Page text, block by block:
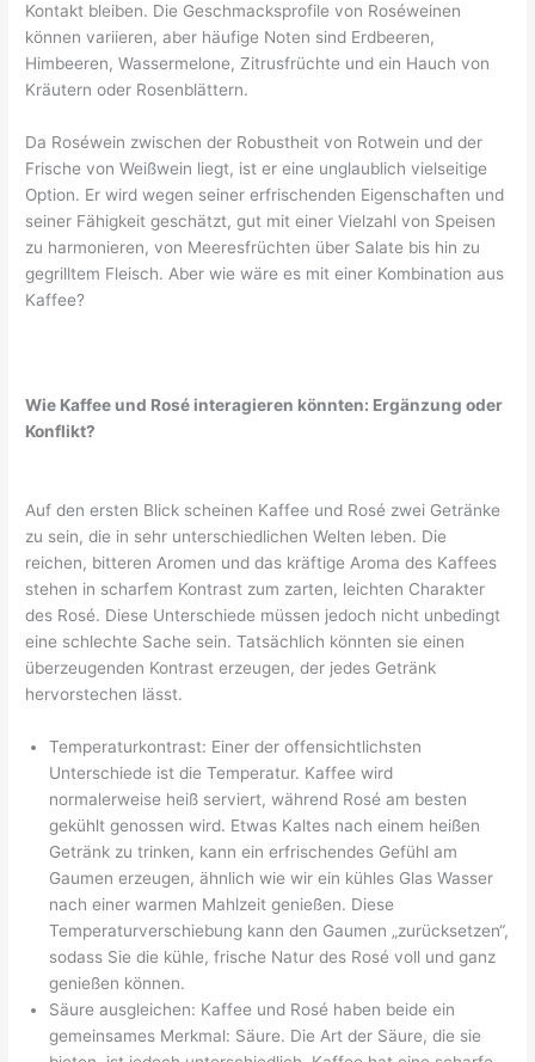
Kontakt bleiben. Die Geschmacksprofile von Roséweinen
können variieren, aber häufige Noten sind Erdbeeren,
Himbeeren, Wassermelone, Zitrusfrüchte und ein Hauch von
Kräutern oder Rosenblättern.
Da Roséwein zwischen der Robustheit von Rotwein und der
Frische von Weißwein liegt, ist er eine unglaublich vielseitige
Option. Er wird wegen seiner erfrischenden Eigenschaften und
seiner Fähigkeit geschätzt, gut mit einer Vielzahl von Speisen
zu harmonieren, von Meeresfrüchten über Salate bis hin zu
gegrilltem Fleisch. Aber wie wäre es mit einer Kombination aus
Kaffee?
Wie Kaffee und Rosé interagieren könnten: Ergänzung oder
Konflikt?
Auf den ersten Blick scheinen Kaffee und Rosé zwei Getränke
zu sein, die in sehr unterschiedlichen Welten leben. Die
reichen, bitteren Aromen und das kräftige Aroma des Kaffees
stehen in scharfem Kontrast zum zarten, leichten Charakter
des Rosé. Diese Unterschiede müssen jedoch nicht unbedingt
eine schlechte Sache sein. Tatsächlich könnten sie einen
überzeugenden Kontrast erzeugen, der jedes Getränk
hervorstechen lässt.
Temperaturkontrast: Einer der offensichtlichsten
Unterschiede ist die Temperatur. Kaffee wird
normalerweise heiß serviert, während Rosé am besten
gekühlt genossen wird. Etwas Kaltes nach einem heißen
Getränk zu trinken, kann ein erfrischendes Gefühl am
Gaumen erzeugen, ähnlich wie wir ein kühles Glas Wasser
nach einer warmen Mahlzeit genießen. Diese
Temperaturverschiebung kann den Gaumen „zurücksetzen“,
sodass Sie die kühle, frische Natur des Rosé voll und ganz
genießen können.
Säure ausgleichen: Kaffee und Rosé haben beide ein
gemeinsames Merkmal: Säure. Die Art der Säure, die sie